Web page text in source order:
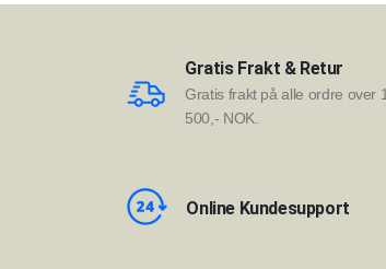
Gratis Frakt & Retur
Gratis frakt på alle ordre over
500,- NOK.
Online Kundesupport